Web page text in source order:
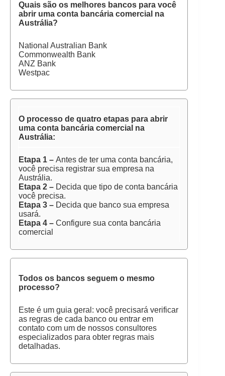
Quais são os melhores bancos para você
abrir uma conta bancária comercial na
Austrália?
National Australian Bank
Commonwealth Bank
ANZ Bank
Westpac
O processo de quatro etapas para abrir
uma conta bancária comercial na
Austrália:
Etapa 1 –Antes de ter uma conta bancária,
você precisa registrar sua empresa na
Austrália.
Etapa 2 – Decida que tipo de conta bancária
você precisa.
Etapa 3 – Decida que banco sua empresa
usará.
Etapa 4 –Configure sua conta bancária
comercial
Todos os bancos seguem o mesmo
processo?
Este é um guia geral: você precisará verificar
as regras de cada banco ou entrar em
contato com um de nossos consultores
especializados para obter regras mais
detalhadas.